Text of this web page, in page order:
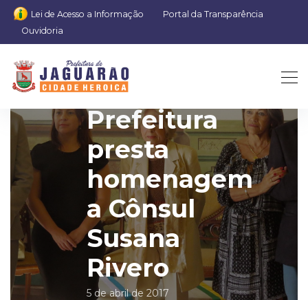
Lei de Acesso a Informação
Portal da Transparência
Ouvidoria
Prefeitura
presta
homenagem
a Cônsul
Susana
Rivero
5 de abril de 2017